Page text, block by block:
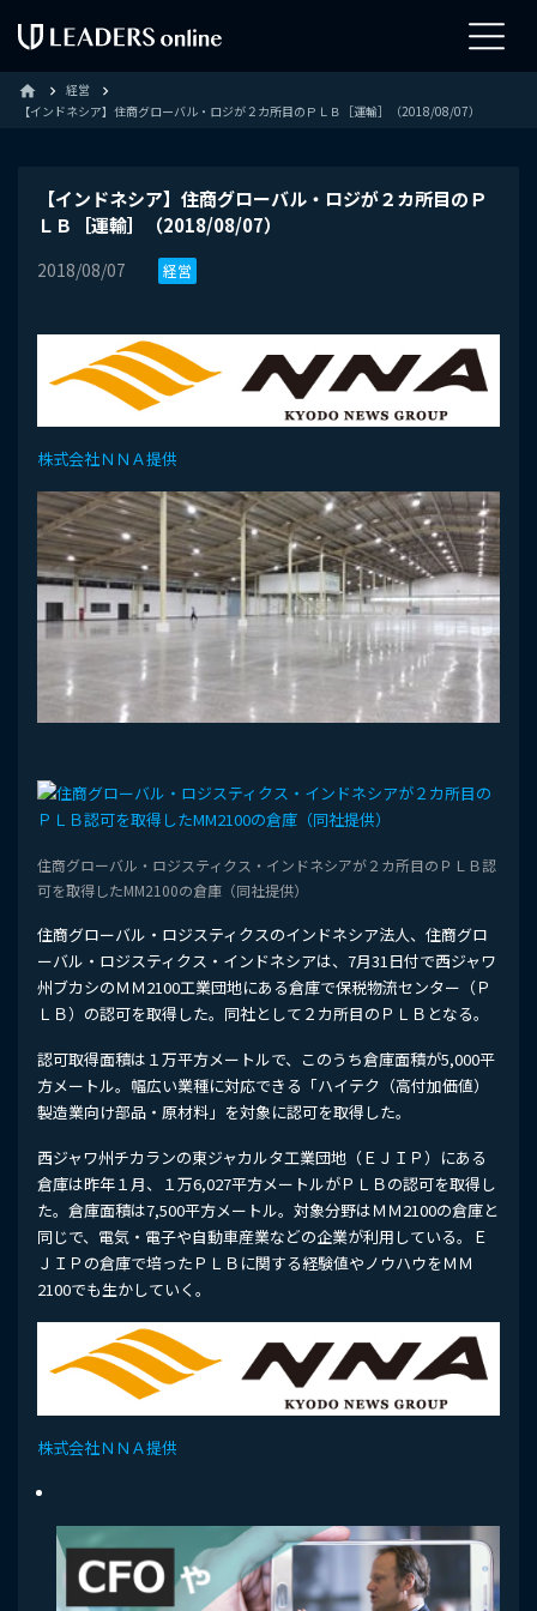
home
経営
【インドネシア】住商グローバル・ロジが２カ所目のＰＬＢ［運輸］（2018/08/07）
【インドネシア】住商グローバル・ロジが２カ所目のＰ
ＬＢ［運輸］（2018/08/07）
2018/08/07 経営
株式会社ＮＮＡ提供
住商グローバル・ロジスティクス・インドネシアが２カ所目のＰＬＢ認
可を取得したMM2100の倉庫（同社提供）
住商グローバル・ロジスティクスのインドネシア法人、住商グロ
ーバル・ロジスティクス・インドネシアは、7月31日付で西ジャワ
州ブカシのＭＭ2100工業団地にある倉庫で保税物流センター（Ｐ
ＬＢ）の認可を取得した。同社として２カ所目のＰＬＢとなる。
認可取得面積は１万平方メートルで、このうち倉庫面積が5,000平
方メートル。幅広い業種に対応できる「ハイテク（高付加価値）
製造業向け部品・原材料」を対象に認可を取得した。
西ジャワ州チカランの東ジャカルタ工業団地（ＥＪＩＰ）にある
倉庫は昨年１月、１万6,027平方メートルがＰＬＢの認可を取得し
た。倉庫面積は7,500平方メートル。対象分野はＭＭ2100の倉庫と
同じで、電気・電子や自動車産業などの企業が利用している。Ｅ
ＪＩＰの倉庫で培ったＰＬＢに関する経験値やノウハウをＭＭ
2100でも生かしていく。
株式会社ＮＮＡ提供